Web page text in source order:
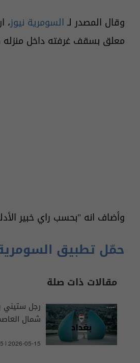
وقال المصدر لـ السومرية نيوز
معلق بسقف غرفته داخل
وأضاف انه "بحسب راي خبير
حمّل تطبيق
مقالات ذات صلة
رجل ستيني
شمال
| 2026-05-15